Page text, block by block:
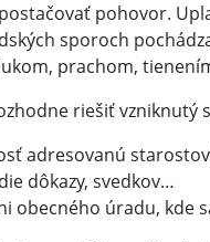
pohovor.
sporoch
prachom,
riešiť
adresovanú
dôkazy, svedkov…
obecného úradu, kde